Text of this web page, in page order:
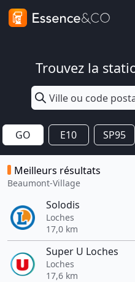
Trouvez la
GO E10 SP95
Meilleurs résultats
Beaumont-Village
Solodis
Loches
17,0 km
Super U Loches
Loches
17,6 km